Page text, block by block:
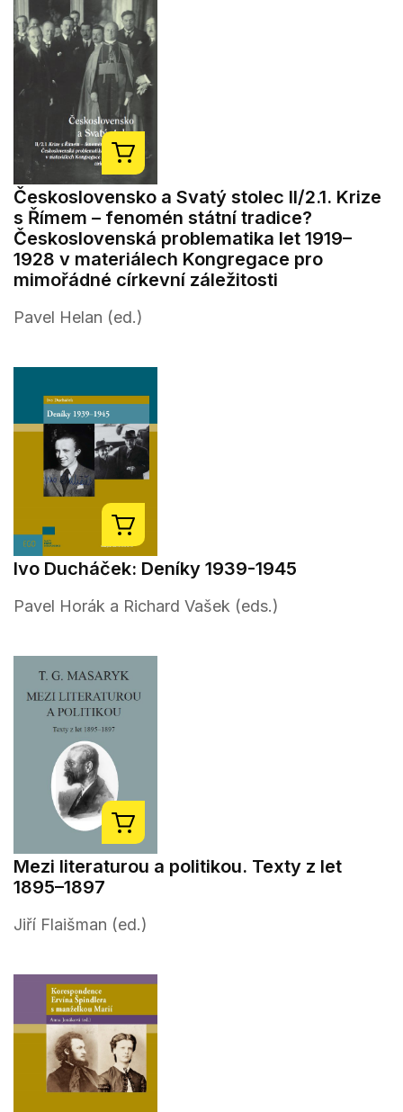
Československo a Svatý stolec II/2.1. Krize
s Římem – fenomén státní tradice?
Československá problematika let 1919–
1928 v materiálech Kongregace pro
mimořádné církevní záležitosti
Pavel Helan (ed.)
Ivo Ducháček: Deníky 1939-1945
Pavel Horák a Richard Vašek (eds.)
Mezi literaturou a politikou. Texty z let
1895–1897
Jiří Flaišman (ed.)